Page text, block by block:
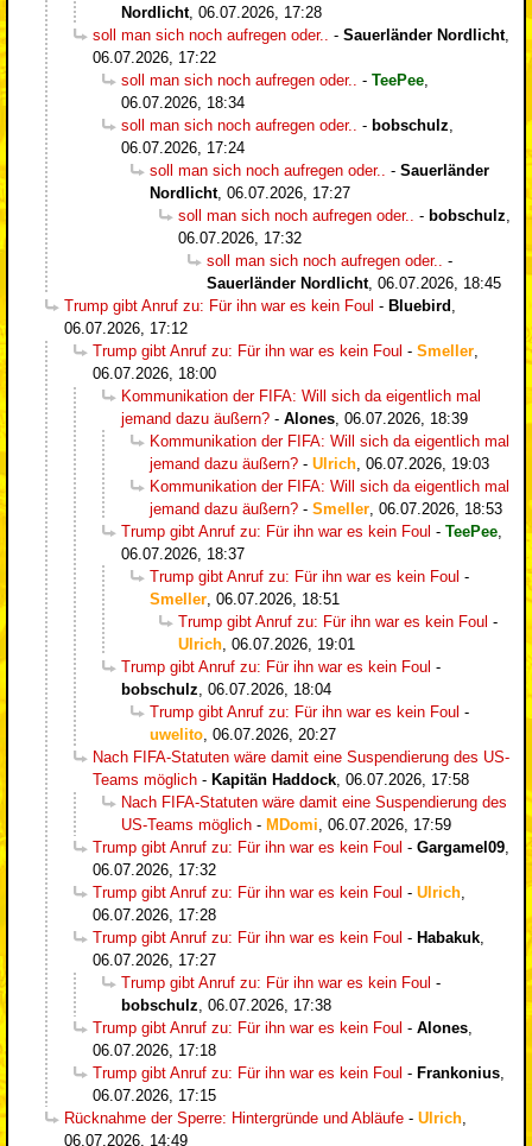
Nordlicht, 06.07.2026, 17:28
soll man sich noch aufregen oder..
- Sauerländer Nordlicht,
06.07.2026, 17:22
soll man sich noch aufregen oder..
- TeePee
06.07.2026, 18:34
soll man sich noch aufregen oder..
- bobschulz
06.07.2026, 17:24
soll man sich noch aufregen oder..
- Sauerländer
Nordlicht, 06.07.2026, 17:27
soll man sich noch aufregen oder..
- bobschulz
06.07.2026, 17:32
soll man sich noch aufregen oder..
-
Sauerländer Nordlicht, 06.07.2026, 18:45
Trump gibt Anruf zu: Für ihn war es kein Foul - Bluebird
06.07.2026, 17:12
Trump gibt Anruf zu: Für ihn war es kein Foul - Smeller
06.07.2026, 18:00
Kommunikation der FIFA: Will sich da eigentlich mal
jemand dazu äußern? - Alones 06.07.2026, 18:39
Kommunikation der FIFA: Will sich da eigentlich mal
jemand dazu äußern? - Ulrich 06.07.2026, 19:03
Kommunikation der FIFA: Will sich da eigentlich mal
jemand dazu äußern? - Smeller 06.07.2026, 18:53
Trump gibt Anruf zu: Für ihn war es kein Foul - TeePee
06.07.2026, 18:37
Trump gibt Anruf zu: Für ihn war es kein Foul -
Smeller 06.07.2026, 18:51
Trump gibt Anruf zu: Für ihn war es kein Foul -
Ulrich 06.07.2026, 19:01
Trump gibt Anruf zu: Für ihn war es kein Foul -
bobschulz 06.07.2026, 18:04
Trump gibt Anruf zu: Für ihn war es kein Foul -
uwelito 06.07.2026, 20:27
Nach FIFA-Statuten wäre damit eine Suspendierung des US-
Teams möglich - Kapitän Haddock 06.07.2026, 17:58
Nach FIFA-Statuten wäre damit eine Suspendierung des
US-Teams möglich - MDomi 06.07.2026, 17:59
Trump gibt Anruf zu: Für ihn war es kein Foul - Gargamel09
06.07.2026, 17:32
Trump gibt Anruf zu: Für ihn war es kein Foul - Ulrich
06.07.2026, 17:28
Trump gibt Anruf zu: Für ihn war es kein Foul - Habakuk
06.07.2026, 17:27
Trump gibt Anruf zu: Für ihn war es kein Foul -
bobschulz 06.07.2026, 17:38
Trump gibt Anruf zu: Für ihn war es kein Foul - Alones
06.07.2026, 17:18
Trump gibt Anruf zu: Für ihn war es kein Foul - Frankonius
06.07.2026, 17:15
Rücknahme der Sperre: Hintergründe und Abläufe - Ulrich
06.07.2026, 14:49